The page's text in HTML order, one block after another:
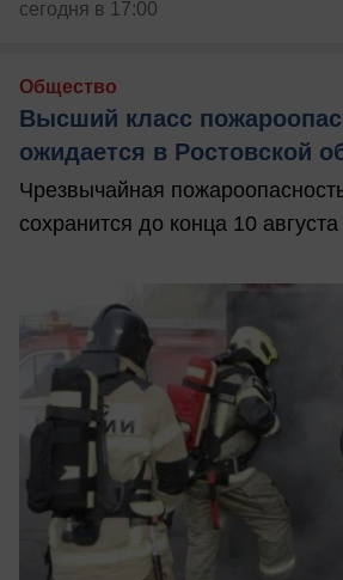
сегодня в 17:00
Общество
Высший класс
ожидается в Ростовской
Чрезвычайная
сохранится до конца 10 августа